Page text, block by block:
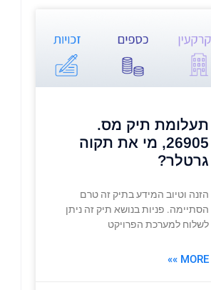
תעלומת תיק מס.
26905, מי את תקוה
גרטלר?
הזנה וטיוב המידע בתיק זה טרם
הסתיימה. פניות בנושא תיק זה ניתן
לשלוח למערכת הפרויקט
MORE »»